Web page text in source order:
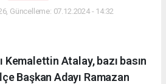
Güncelleme: 07.12.2024 - 14:32
Kemalettin Atalay, bazı basın
Başkan Adayı Ramazan